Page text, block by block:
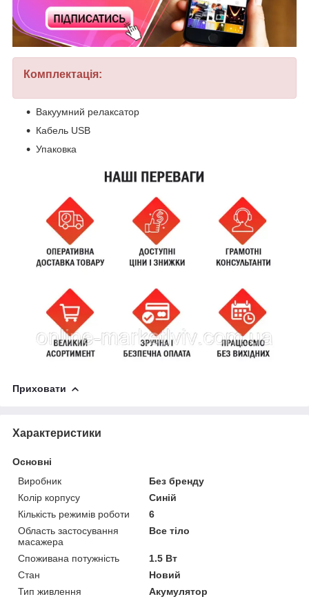
Комплектація:
Вакуумний релаксатор
Кабель USB
Упаковка
Приховати
Характеристики
Основні
Виробник
Без бренду
Колір корпусу
Синій
Кількість режимів роботи
6
Область застосування
масажера
Все тіло
Споживана потужність
1.5 Вт
Стан
Новий
Тип живлення
Акумулятор